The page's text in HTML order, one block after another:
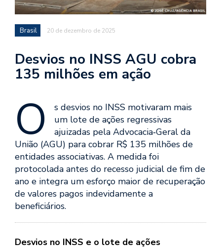
Brasil 20 de dezembro de 2025
Desvios no INSS AGU cobra
135 milhões em ação
O
s desvios no INSS motivaram mais
um lote de ações regressivas
ajuizadas pela Advocacia‑Geral da
União (AGU) para cobrar R$ 135 milhões de
entidades associativas. A medida foi
protocolada antes do recesso judicial de fim de
ano e integra um esforço maior de recuperação
de valores pagos indevidamente a
beneficiários.
Desvios no INSS e o lote de ações